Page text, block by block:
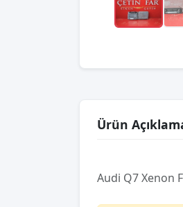
Ürün
Audi Q7 Xenon